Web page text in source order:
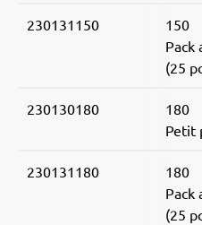
230131150
150
Pack
(25
230130180
180
Petit
230131180
180
Pack
(25